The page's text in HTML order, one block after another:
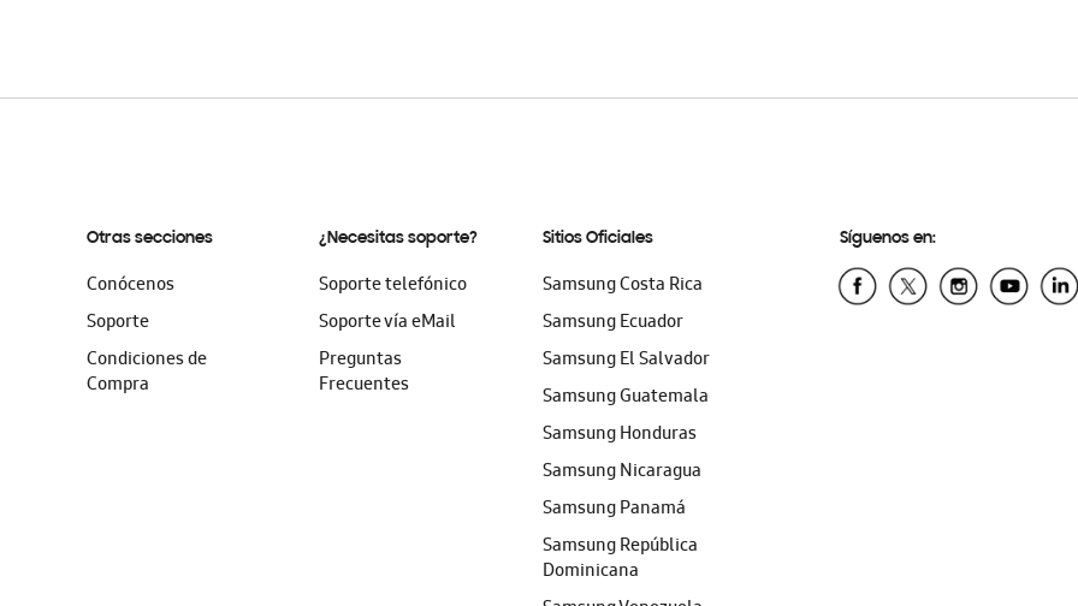
Otras secciones
Conócenos
Soporte
Condiciones de
Compra
¿Necesitas soporte?
Soporte telefónico
Soporte vía eMail
Preguntas
Frecuentes
Sitios Oficiales
Samsung Costa Rica
Samsung Ecuador
Samsung El Salvador
Samsung Guatemala
Samsung Honduras
Samsung Nicaragua
Samsung Panamá
Samsung República
Dominicana
Síguenos en: